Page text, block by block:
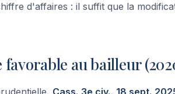
d'affaires : il suffit que la
au bailleur
Cass. 3e civ., 18 sept.